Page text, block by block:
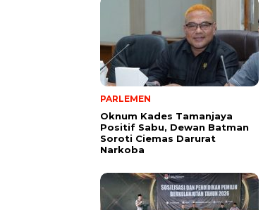
PARLEMEN
Oknum Kades Tamanjaya
Positif Sabu, Dewan Batman
Soroti Ciemas Darurat
Narkoba